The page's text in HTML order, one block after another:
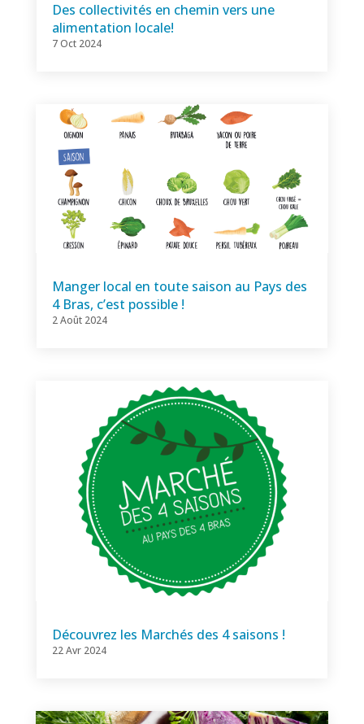
Des collectivités en chemin vers une
alimentation locale!
7 Oct 2024
Manger local en toute saison au Pays des
4 Bras, c’est possible !
2 Août 2024
Découvrez les Marchés des 4 saisons !
22 Avr 2024